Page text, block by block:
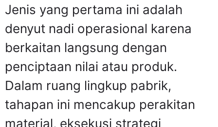
Jenis yang pertama ini adalah
denyut nadi operasional karena
berkaitan langsung dengan
penciptaan nilai atau produk.
Dalam ruang lingkup pabrik,
tahapan ini mencakup perakitan
material, eksekusi strategi